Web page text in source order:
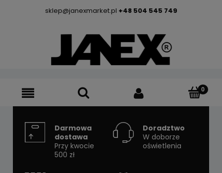
sklep@janexmarket.pl +48 504 545 749
Darmowa
dostawa
Przy kwocie
500 zł
Doradztwo
W doborze
oświetlenia